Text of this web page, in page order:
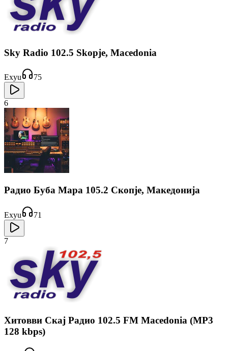
Sky Radio 102.5 Skopje, Macedonia
Exyu 75
6
Радио Буба Мара 105.2 Скопје, Македонија
Exyu 71
7
Хитовви Скај Радио 102.5 FM Macedonia (MP3
128 kbps)